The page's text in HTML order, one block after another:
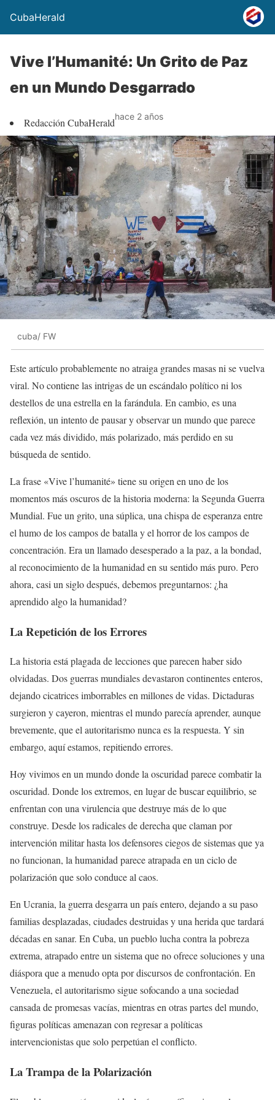
CubaHerald
Vive l’Humanité: Un Grito de Paz
en un Mundo Desgarrado
Redacción CubaHeraldhace 2 años
cuba/ FW
Este artículo probablemente no atraiga grandes masas ni se vuelva
viral. No contiene las intrigas de un escándalo político ni los
destellos de una estrella en la farándula. En cambio, es una
reflexión, un intento de pausar y observar un mundo que parece
cada vez más dividido, más polarizado, más perdido en su
búsqueda de sentido.
La frase «Vive l’humanité» tiene su origen en uno de los
momentos más oscuros de la historia moderna: la Segunda Guerra
Mundial. Fue un grito, una súplica, una chispa de esperanza entre
el humo de los campos de batalla y el horror de los campos de
concentración. Era un llamado desesperado a la paz, a la bondad,
al reconocimiento de la humanidad en su sentido más puro. Pero
ahora, casi un siglo después, debemos preguntarnos: ¿ha
aprendido algo la humanidad?
La Repetición de los Errores
La historia está plagada de lecciones que parecen haber sido
olvidadas. Dos guerras mundiales devastaron continentes enteros,
dejando cicatrices imborrables en millones de vidas. Dictaduras
surgieron y cayeron, mientras el mundo parecía aprender, aunque
brevemente, que el autoritarismo nunca es la respuesta. Y sin
embargo, aquí estamos, repitiendo errores.
Hoy vivimos en un mundo donde la oscuridad parece combatir la
oscuridad. Donde los extremos, en lugar de buscar equilibrio, se
enfrentan con una virulencia que destruye más de lo que
construye. Desde los radicales de derecha que claman por
intervención militar hasta los defensores ciegos de sistemas que ya
no funcionan, la humanidad parece atrapada en un ciclo de
polarización que solo conduce al caos.
En Ucrania, la guerra desgarra un país entero, dejando a su paso
familias desplazadas, ciudades destruidas y una herida que tardará
décadas en sanar. En Cuba, un pueblo lucha contra la pobreza
extrema, atrapado entre un sistema que no ofrece soluciones y una
diáspora que a menudo opta por discursos de confrontación. En
Venezuela, el autoritarismo sigue sofocando a una sociedad
cansada de promesas vacías, mientras en otras partes del mundo,
figuras políticas amenazan con regresar a políticas
intervencionistas que solo perpetúan el conflicto.
La Trampa de la Polarización